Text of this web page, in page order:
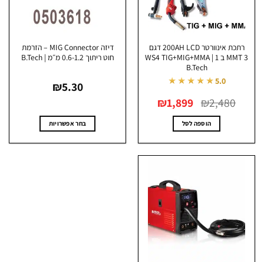
בעמוד
המוצר
רתכת אינוורטר 200AH LCD דגם
MMT 3 ב 1 WS4 TIG+MIG+MMA |
★★★★★
₪2,480 המקורי
היה:
₪2,480.
₪1,899 הנוכחי
הוא:
₪1,899.
הוספה לסל
דיזה MIG Connector – הזרמת
חוט ריתוך 0.6-1.2 מ״מ | B.Tech
₪
בחר אפשרויות